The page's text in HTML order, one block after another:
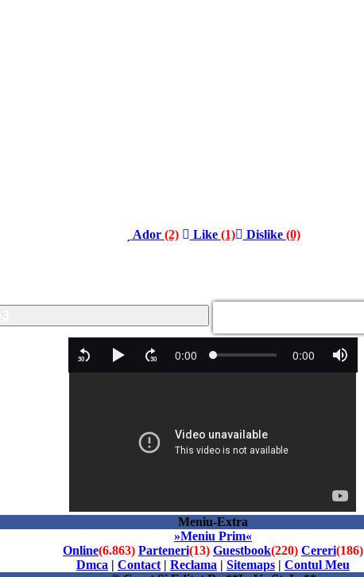
Ador (2) Like (1) Dislike (0)
Meniu-Extra
»Meniu Prim«
Online(6.863) Parteneri(13) Guestbook(220) Cereri(186)
Dmca | Contact | Reclama | Sitemaps | Contul Meu